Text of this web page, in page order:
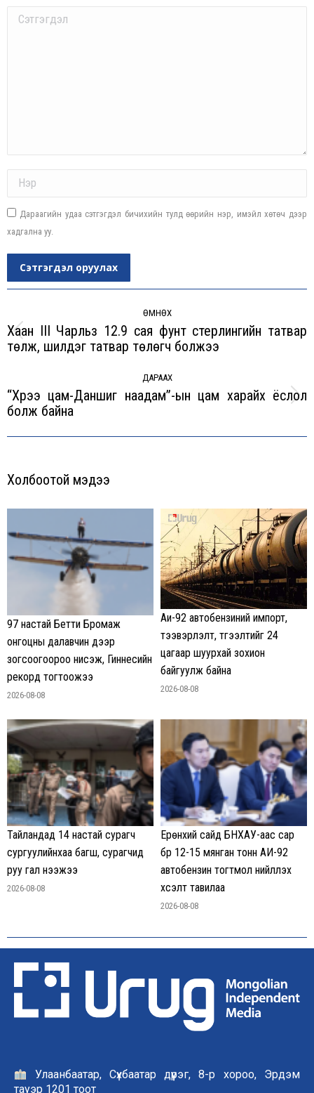
Comment
Дараагийн удаа сэтгэгдэл бичихийн тулд өөрийн нэр, имэйл хөтөч дээр
хадгална уу.
Сэтгэгдэл оруулах
navigation
ӨМНӨХ
Previous
post:
Хаан III Чарльз 12.9 сая фунт стерлингийн татвар
төлж, шилдэг татвар төлөгч болжээ
ДАРААХ
Next
“Хүрээ цам-Даншиг наадам”-ын цам харайх ёслол
болж байна
Холбоотой мэдээ
97 настай Бетти Бромаж
онгоцны далавчин дээр
зогсоогоороо нисэж, Гиннесийн
рекорд тогтоожээ
2026-08-08
Аи-92 автобензиний импорт,
тээвэрлэлт, түгээлтийг 24
цагаар шуурхай зохион
байгуулж байна
2026-08-08
Тайландад 14 настай сурагч
сургуулийнхаа багш, сурагчид
руу гал нээжээ
2026-08-08
Ерөнхий сайд БНХАУ-аас сар
бүр 12-15 мянган тонн АИ-92
автобензин тогтмол нийлүүлэх
хүсэлт тавилаа
2026-08-08
Улаанбаатар, Сүхбаатар дүүрэг, 8-р хороо, Эрдэм
тауэр 1201 тоот